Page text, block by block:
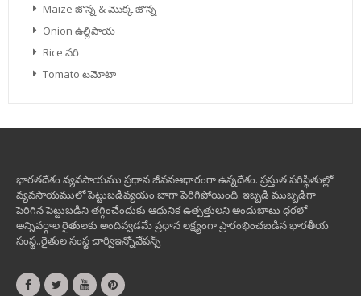
Maize జొన్న & మొక్క జొన్న
Onion ఉల్లిపాయ
Rice వరి
Tomato టమోటా
భారతదేశం వ్యవసాయము ప్రధాన జీవనఆధారంగా ఉన్నదేశం. ప్రస్తుత పరిస్థితుల్లో
వ్యవసాయములో పెట్టుబడివ్యయం బాగా పెరిగిపోయింది. ఇబ్బడి ముబ్బడిగా
పెరిగిన పెట్టుబడిని తగ్గించేందుకు ఆధునిక ఉత్పత్తులని అందుబాటు ధరలో
అన్నివర్గాల రైతులకు అందివ్వడమే ప్రధాన లక్ష్యంగా ప్రారంభించబడిన భారతీయ
సంస్థ..రైతుల సంస్థ చార్విఇన్నోవేషన్స్